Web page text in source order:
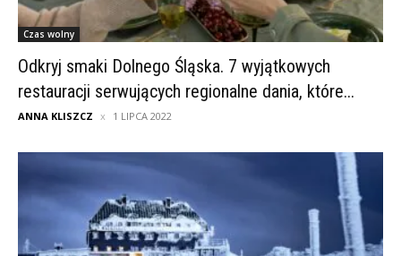
Czas wolny
Odkryj smaki Dolnego Śląska. 7 wyjątkowych
restauracji serwujących regionalne dania, które...
ANNA KLISZCZ 1 LIPCA 2022